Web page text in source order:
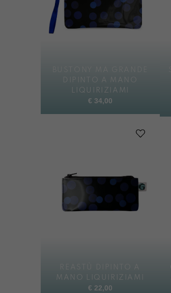
DIPINTO A MANO
LIQUIRIZIAMI
€ 34,00
MANO LIQUIRIZIAMI
€ 22,00